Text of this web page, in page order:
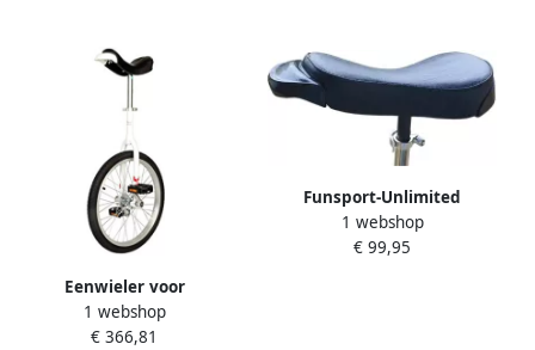
Eenwieler voor
Volwassenen Uniseks Wit
Eén Maat
1 webshop
€ 366,81
Funsport-Unlimited
Funsport Eenwieler 18 inch
Wit
1 webshop
€ 99,95